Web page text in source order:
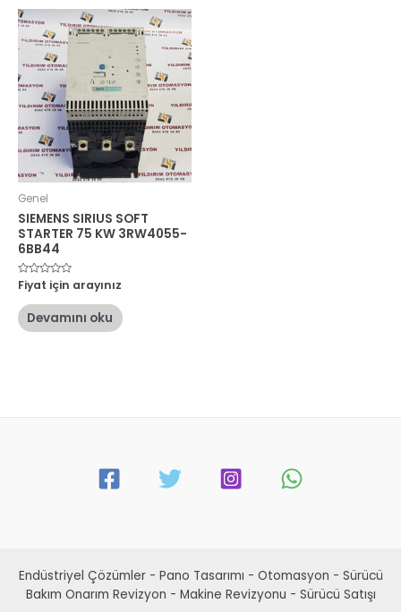
Genel
SIEMENS SIRIUS SOFT
STARTER 75 KW 3RW4055-
6BB44
5
üzerinden
oy
aldı
Fiyat için arayınız
Devamını oku
Endüstriyel Çözümler - Pano Tasarımı - Otomasyon - Sürücü
Bakım Onarım Revizyon - Makine Revizyonu - Sürücü Satışı